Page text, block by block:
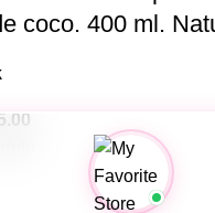
coco. 400 ml.